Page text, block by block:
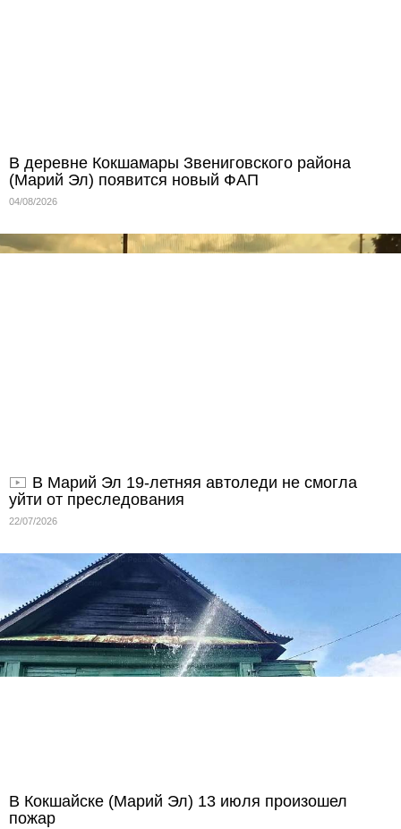
В деревне Кокшамары Звениговского района
(Марий Эл) появится новый ФАП
04/08/2026
В Марий Эл 19-летняя автоледи не смогла
уйти от преследования
22/07/2026
В Кокшайске (Марий Эл) 13 июля произошел
пожар